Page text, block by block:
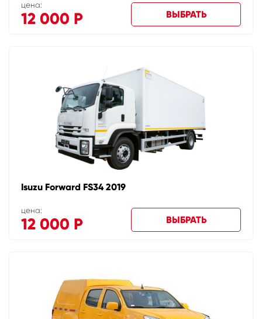
цена:
12 000 Р ВЫБРАТЬ
Isuzu Forward FS34 2019
цена:
12 000 Р ВЫБРАТЬ